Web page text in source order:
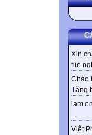
Xin
flie
Chào
Tặng
lam
...
Việt